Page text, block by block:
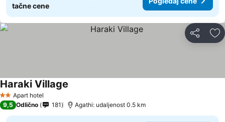
tačne cene
Deli
2 Zvezdice
Apart hotel
Haraki Village
9,5 Odlično 181 Agathi: udaljenost 0.5 km